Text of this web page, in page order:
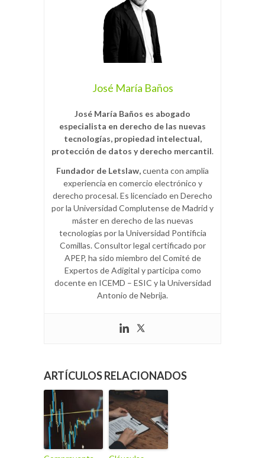
José María Baños
José María Baños es abogado
especialista en derecho de las nuevas
tecnologías, propiedad intelectual,
protección de datos y derecho mercantil.
Fundador de Letslaw,cuenta con amplia
experiencia en comercio electrónico y
derecho procesal. Es licenciado en Derecho
por la Universidad Complutense de Madrid y
máster en derecho de las nuevas
tecnologías por la Universidad Pontificia
Comillas. Consultor legal certificado por
APEP, ha sido miembro del Comité de
Expertos de Adigital y participa como
docente en ICEMD – ESIC y la Universidad
Antonio de Nebrija.
ARTÍCULOS RELACIONADOS